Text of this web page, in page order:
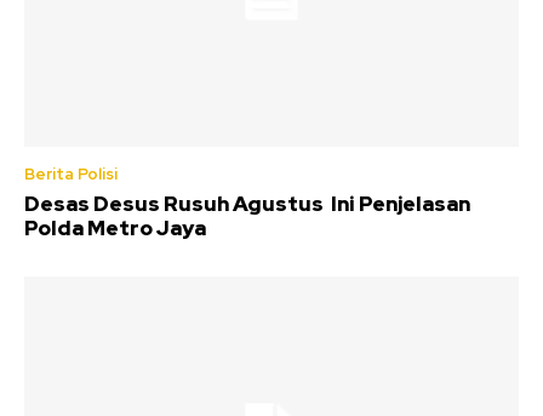
Berita Polisi
Desas Desus Rusuh Agustus Ini Penjelasan
Polda Metro Jaya